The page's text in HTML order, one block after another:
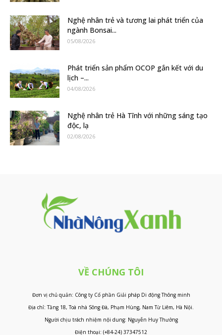
Nghệ nhân trẻ và tương lai phát triển của
ngành Bonsai...
05/08/2026
Phát triển sản phẩm OCOP gắn kết với du
lịch –...
04/08/2026
Nghệ nhân trẻ Hà Tĩnh với những sáng tạo
độc, lạ
02/08/2026
VỀ CHÚNG TÔI
Đơn vị chủ quản: Công ty Cổ phần Giải pháp Di động Thông minh
Địa chỉ: Tầng 18, Toà nhà Sông Đà, Phạm Hùng, Nam Từ Liêm, Hà Nội.
Người chịu trách nhiệm nội dung: Nguyễn Huy Thưởng
Điện thoại: (+84-24) 37347512